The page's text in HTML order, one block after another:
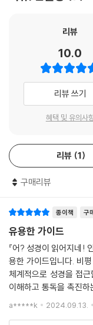
리뷰
10.0
리뷰 쓰기
혜택 및 유의사
리뷰 1
구매리뷰
종이책 구
유용한 가이드
『어? 성경이 읽어지네!
용한 가이드입니다. 비
체계적으로 성경을 접
이해하고 통독을 촉진
하는 이들에게 큰 도움
a*****k 2024.09.13.